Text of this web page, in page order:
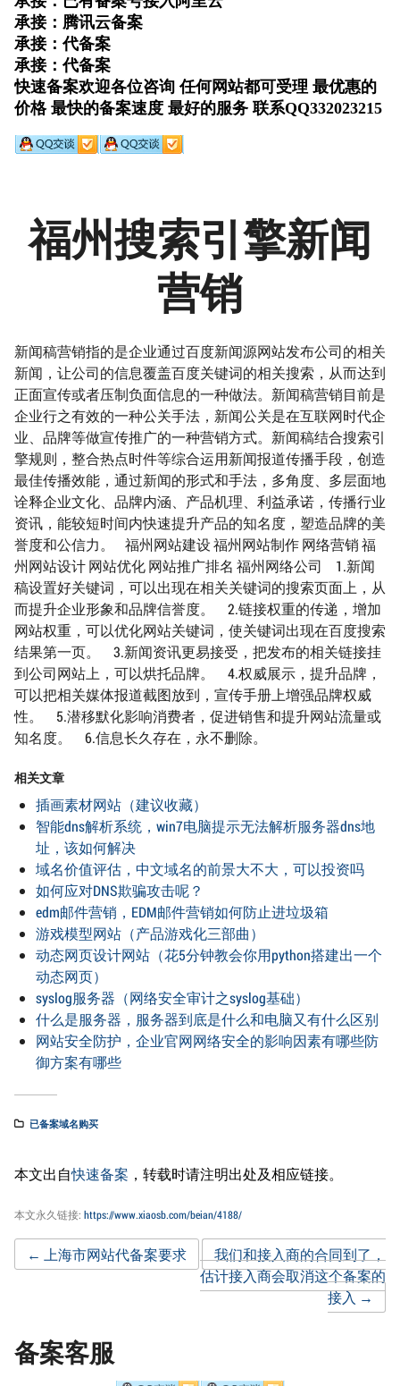
福州搜索引擎新闻
营销
新闻稿营销指的是企业通过百度新闻源网站发布公司的相关
新闻，让公司的信息覆盖百度关键词的相关搜索，从而达到
正面宣传或者压制负面信息的一种做法。新闻稿营销目前是
企业行之有效的一种公关手法，新闻公关是在互联网时代企
业、品牌等做宣传推广的一种营销方式。新闻稿结合搜索引
擎规则，整合热点时件等综合运用新闻报道传播手段，创造
最佳传播效能，通过新闻的形式和手法，多角度、多层面地
诠释企业文化、品牌内涵、产品机理、利益承诺，传播行业
资讯，能较短时间内快速提升产品的知名度，塑造品牌的美
誉度和公信力。 福州网站建设 福州网站制作 网络营销 福
州网站设计 网站优化 网站推广排名 福州网络公司 1.新闻
稿设置好关键词，可以出现在相关关键词的搜索页面上，从
而提升企业形象和品牌信誉度。 2.链接权重的传递，增加
网站权重，可以优化网站关键词，使关键词出现在百度搜索
结果第一页。 3.新闻资讯更易接受，把发布的相关链接挂
到公司网站上，可以烘托品牌。 4.权威展示，提升品牌，
可以把相关媒体报道截图放到，宣传手册上增强品牌权威
性。 5.潜移默化影响消费者，促进销售和提升网站流量或
知名度。 6.信息长久存在，永不删除。
相关文章
插画素材网站（建议收藏）
智能dns解析系统，win7电脑提示无法解析服务器dns地
址，该如何解决
域名价值评估，中文域名的前景大不大，可以投资吗
如何应对DNS欺骗攻击呢？
edm邮件营销，EDM邮件营销如何防止进垃圾箱
游戏模型网站（产品游戏化三部曲）
动态网页设计网站（花5分钟教会你用python搭建出一个
动态网页）
syslog服务器（网络安全审计之syslog基础）
什么是服务器，服务器到底是什么和电脑又有什么区别
网站安全防护，企业官网网络安全的影响因素有哪些防
御方案有哪些
已备案域名购买
本文出自快速备案 ，转载时请注明出处及相应链接。
本文永久链接: https://www.xiaosb.com/beian/4188/
Post
navigation
← 上海市网站代备案要求
我们和接入商的合同到了，
估计接入商会取消这个备案的
接入→
备案客服